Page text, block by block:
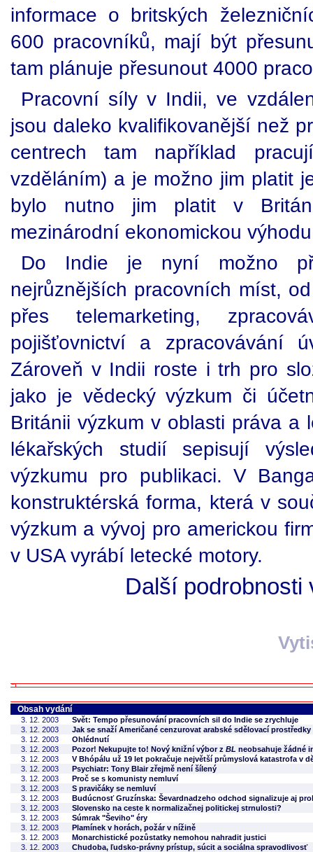
informace o britských
600 pracovníků, mají být
tam plánuje přesunout 4000
Pracovní síly v Indii, ve
jsou daleko kvalifikovanější než
centrech tam například
vzděláním) a je možno jim platit
bylo nutno jim platit v
mezinárodní ekonomickou
Do Indie je nyní možno
nejrůznějších pracovních míst,
přes telemarketing,
pojišťovnictví a zpracovávání
Zároveň v Indii roste i trh pro
jako je vědecký výzkum či
Británii výzkum v oblasti práva a
lékařských studií sepisují
výzkumu pro publikaci. V
konstruktérská forma, která v
výzkum a vývoj pro americkou
v USA vyrábí letecké motory.
Další
Obsah vydání
3. 12. 2003
Svět: Tempo přesunování pracovních sil do Indie se zrychluje
3. 12. 2003
Jak se snaží Američané cenzurovat arabské sdělovací prostředky
3. 12. 2003
Ohlédnutí
3. 12. 2003
Pozor! Nekupujte to! Nový knižní výbor z BL neobsahuje žádné
3. 12. 2003
V Bhópálu už 19 let pokračuje největší průmyslová katastrofa v
3. 12. 2003
Psychiatr: Tony Blair zřejmě není šílený
3. 12. 2003
Proč se s komunisty nemluví
3. 12. 2003
S pravičáky se nemluví
3. 12. 2003
Budúcnosť Gruzínska: Ševardnadzeho odchod signalizuje aj
3. 12. 2003
Slovensko na ceste k normalizačnej politickej strnulosti?
3. 12. 2003
Súmrak "Ševiho" éry
3. 12. 2003
Plamínek v horách, požár v nížině
3. 12. 2003
Monarchistické pozůstatky nemohou nahradit justici
3. 12. 2003
Chudoba, ľudsko-právny prístup, súcit a sociálna spravodlivosť